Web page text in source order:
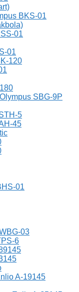
BKS-01
01
01
120
SBG-9P
5
45
01
03
6
A-19145